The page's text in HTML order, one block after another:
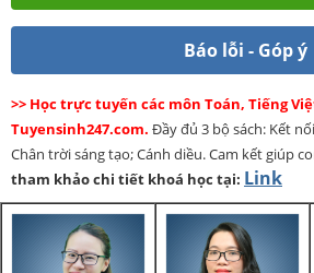
Báo lỗi - Góp ý
>> Học trực tuyến các môn Toán, Tiếng
Tuyensinh247.com. Đầy đủ 3 bộ sách: Kết
Chân trời sáng tạo; Cánh diều. Cam kết giúp
tham khảo chi tiết khoá học tại: Link